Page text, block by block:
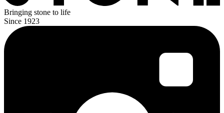
Bringing stone to life
Since 1923